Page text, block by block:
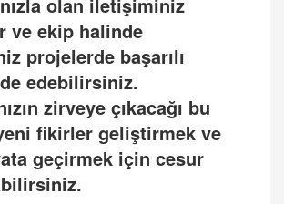
olan iletişiminiz
ve ekip halinde
projelerde başarılı
edebilirsiniz.
zirveye çıkacağı bu
fikirler geliştirmek ve
geçirmek için cesur